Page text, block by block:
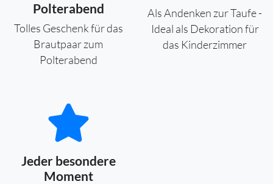
Polterabend
Tolles Geschenk für das
Brautpaar zum
Polterabend
Als Andenken zur Taufe -
Ideal als Dekoration für
das Kinderzimmer
Jeder besondere
Moment